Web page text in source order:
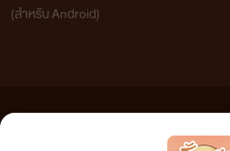
(สำหรับ Android)
เว็บไซต์แห่งนี้ไม่ได้เห็นด้วยและไม่ขอรับผิดชอบต่อข้อควา